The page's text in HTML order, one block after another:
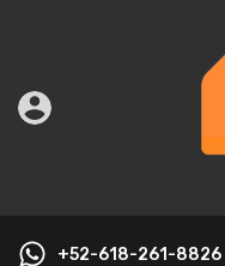
+52-618-261-8826